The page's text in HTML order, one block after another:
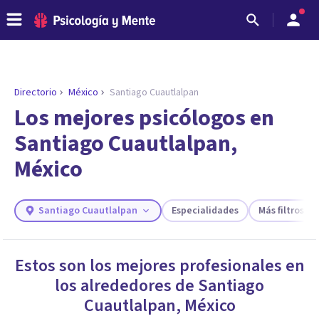
ENCONTRAR MI TERAPEUTA
¿Necesitas ayuda para encontrar el
psicólogo adecuado?
Responde a unas breves preguntas y te ofreceremos
los profesionales que más se ajustan a tus
Responder cuestionario
Directorio México Santiago Cuautlalpan
Los mejores psicólogos en
Santiago Cuautlalpan,
México
Santiago Cuautlalpan Especialidades Más filtros
Estos son los mejores profesionales en
los alrededores de Santiago
Cuautlalpan, México